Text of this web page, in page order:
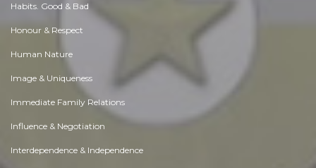
Habits. Good & Bad
Honour & Respect
Human Nature
Image & Uniqueness
Immediate Family Relations
Influence & Negotiation
Interdependence & Independence